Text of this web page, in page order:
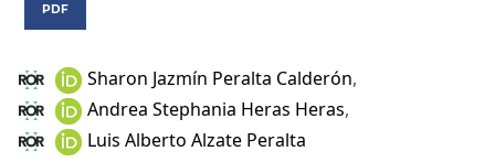
PDF
Sharon Jazmín Peralta Calderón,
Andrea Stephania Heras Heras,
Luis Alberto Alzate Peralta